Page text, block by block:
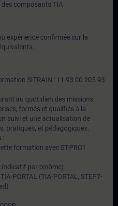
des composants TIA
expérience confirmée sur la
SITRAIN : 11 93 00 205 93
au quotidien des missions
formés et qualifiés à la
suivi et une actualisation de
pratiques, et pédagogiques.
:
formation avec ST-PRO1
par binôme) :
PORTAL (TIA-PORTAL, STEP7-